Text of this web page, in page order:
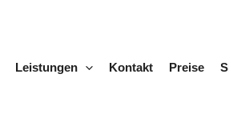
Leistungen Kontakt Preise